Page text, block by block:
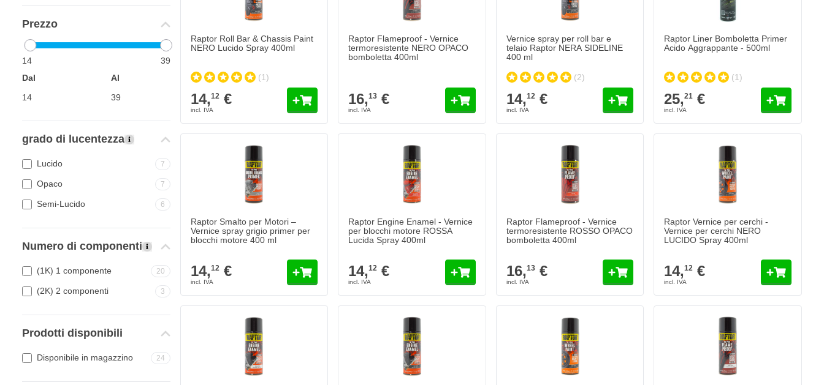
Prezzo
14
39
Dal
Al
grado di lucentezza
Lucido 7
Opaco 7
Semi-Lucido 6
Numero di componenti
(1K) 1 componente 20
(2K) 2 componenti 3
Prodotti disponibili
Disponibile in magazzino 24
Raptor Roll Bar & Chassis Paint
NERO Lucido Spray 400ml
(1)
14,12€
Raptor Flameproof - Vernice
termoresistente NERO OPACO
bomboletta 400ml
16,13 €
Vernice spray per roll bar e
telaio Raptor NERA SIDELINE
400 ml
(2)
14,12€
Raptor Liner Bomboletta Primer
Acido Aggrappante - 500ml
(1)
25,21 €
Raptor Smalto per Motori –
Vernice spray grigio primer per
blocchi motore 400 ml
14,12€
Raptor Engine Enamel - Vernice
per blocchi motore ROSSA
Lucida Spray 400ml
14,12 €
Raptor Flameproof - Vernice
termoresistente ROSSO OPACO
bomboletta 400ml
16,13€
Raptor Vernice per cerchi -
Vernice per cerchi NERO
LUCIDO Spray 400ml
14,12 €